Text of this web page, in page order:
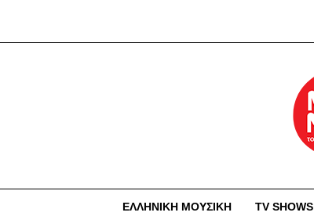
ΕΛΛΗΝΙΚΗ ΜΟΥΣΙΚΗ TV SHOWS